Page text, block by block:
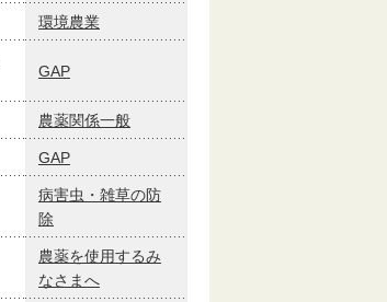
環境農業
GAP
農薬関係一般
GAP
病害虫・雑草の防
除
農薬を使用するみ
なさまへ